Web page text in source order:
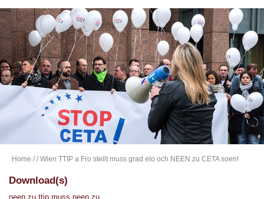
Home // Wien TTIP a Fro stellt muss grad elo och NEEN zu CETA soen!
Download(s)
neen zu ttip muss neen zu